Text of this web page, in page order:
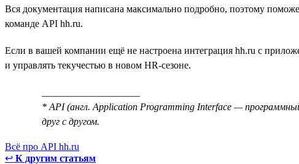
Вся документация написана максимально подробно, поэтому
команде API hh.ru.
Если в вашей компании ещё не настроена интеграция hh.ru с
и управлять текучестью в новом HR-сезоне.
* API (англ. Application Programming Interface —
друг с другом.
Всё про API hh.ru
↩ К другим статьям